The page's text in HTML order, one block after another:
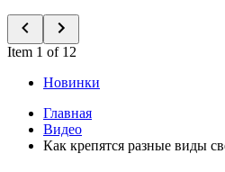
Item 1 of 12
Новинки
Главная
Видео
Как крепятся разные виды